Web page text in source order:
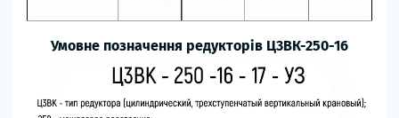
Умовне позначення редукторів Ц3ВК-250-16